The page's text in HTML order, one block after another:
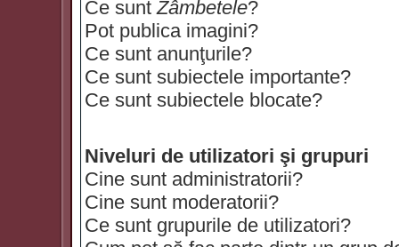
Ce suntZâmbetele?
Pot publica imagini?
Ce sunt anunţurile?
Ce sunt subiectele importante?
Ce sunt subiectele blocate?
Niveluri de utilizatori şi grupuri
Cine sunt administratorii?
Cine sunt moderatorii?
Ce sunt grupurile de utilizatori?